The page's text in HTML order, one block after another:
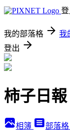
登
我的部落格 我
登出
柿子日報
相簿 部落格